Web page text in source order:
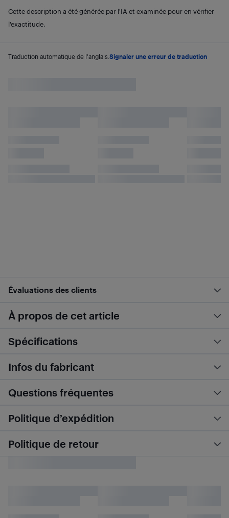
Cette description a été générée par l'IA et examinée pour en vérifier
l'exactitude.
Traduction automatique de l'anglais. Signaler une erreur de traduction
Évaluations des clients
À propos de cet article
Spécifications
Infos du fabricant
Questions fréquentes
Politique d’expédition
Politique de retour